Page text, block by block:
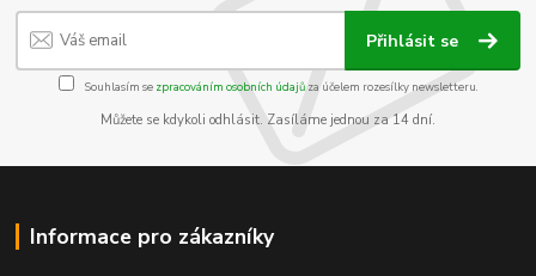
Přihlásit se
Souhlasím se zpracováním osobních údajůza účelem rozesílky newsletteru.
Můžete se kdykoli odhlásit. Zasíláme jednou za 14 dní.
Informace pro zákazníky